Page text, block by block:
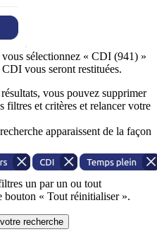
sélectionnez « CDI (941) »
vous seront restituées.
vous pouvez supprimer
filtres et critères et relancer votre
apparaissent de la façon
un par un ou tout
bouton « Tout réinitialiser ».
recherche